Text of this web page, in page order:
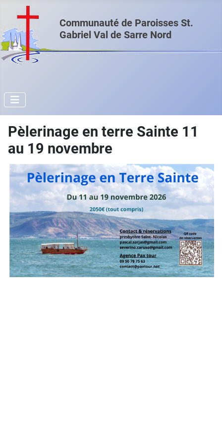
Communauté de Paroisses St.
Gabriel Val de Sarre Nord
Pèlerinage en terre Sainte 11
au 19 novembre